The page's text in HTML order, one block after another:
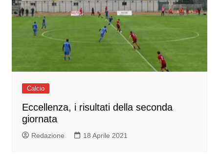
Calcio
Eccellenza, i risultati della seconda
giornata
Redazione 18 Aprile 2021